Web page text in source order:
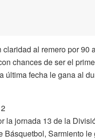
al remero por 90
chances de ser el
última fecha le gana al
la jornada 13 de la
Básquetbol, Sarmiento le